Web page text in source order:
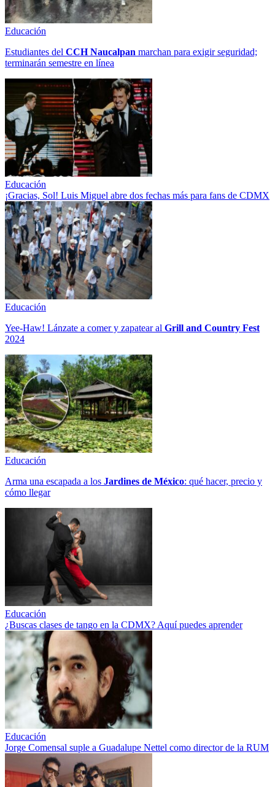
Educación
Estudiantes del CCH Naucalpan marchan para exigir seguridad;
terminarán semestre en línea
Educación
¡Gracias, Sol! Luis Miguel abre dos fechas más para fans de CDMX
Educación
Yee-Haw! Lánzate a comer y zapatear al Grill and Country Fest
2024
Educación
Arma una escapada a los Jardines de México: qué hacer, precio y
cómo llegar
Educación
¿Buscas clases de tango en la CDMX? Aquí puedes aprender
Educación
Jorge Comensal suple a Guadalupe Nettel como director de la RUM